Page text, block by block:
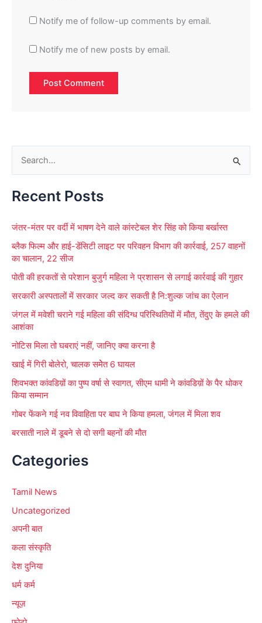
Notify me of follow-up comments by email.
Notify me of new posts by email.
a
c
h
f
o
r
:
Recent Posts
जंतर-मंतर पर वर्दी में भाषण देने वाले कांस्टेबल शेर सिंह को किया बर्खास्त
ब्लैक फिल्म और हाई-डेंसिटी लाइट पर परिवहन विभाग की कार्रवाई, 257 वाहनों
का चालान, 22 सीज
पोती की हरकतों से परेशान बुजुर्ग महिला ने प्रशासन से लगाई कार्रवाई की गुहार
सरकारी अस्पतालों में सरकार जल्द कर सकती है नि:शुल्क जांच का ऐलान
जंगल में मवेशी चराने गई महिला की संदिग्ध परिस्थितियों में मौत, तेंदुए के हमले की
आशंका
नोटिस मिला तो घबराएं नहीं, जानिए क्या करना है
खाई में गिरी बोलेरो, चालक समेेत 6 घायल
शिवभक्त कांवडिय़ों का पुष्प वर्षा से स्वागत, सीएम धामी ने कांवडिय़ों के पैर धोकर
किया सम्मान
गोबर फेंकने गई नव विवाहिता पर बाघ ने किया हमला, जंगल में मिला शव
बरसाती नाले में डूबने से दो सगी बहनों की मौत
Categories
Tamil News
Uncategorized
अपनी बात
कला संस्कृति
देश दुनिया
धर्म कर्म
न्यूज़